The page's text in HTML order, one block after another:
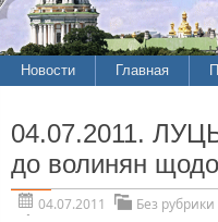
Новости Главная
04.07.2011.
до волинян
04.07.2011
Без рубрики